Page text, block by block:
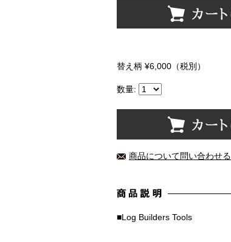
替え柄 ¥6,000（税別）
数量:
商品について問い合わせる
■Log Builders Tools